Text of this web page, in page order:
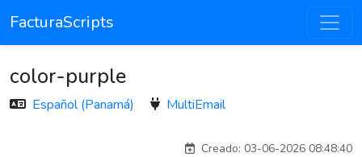
FacturaScripts
color-purple
Español (Panamá) MultiEmail
Creado: 03-06-2026 08:48:40